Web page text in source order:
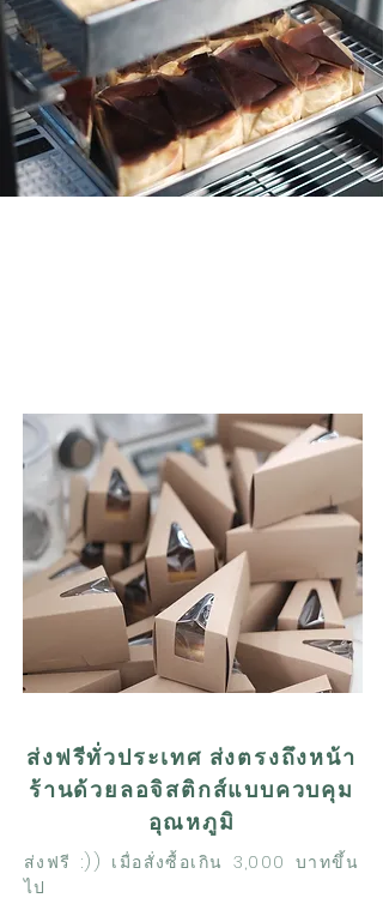
ส่งฟรีทั่วประเทศ ส่งตรงถึงหน้า
ร้านด้วยลอจิสติกส์แบบควบคุม
อุณหภูมิ
ส่งฟรี :)) เมื่อสั่งซื้อเกิน 3,000 บาทขึ้น
ไป